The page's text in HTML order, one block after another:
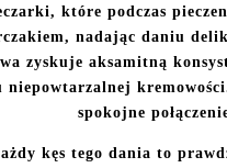
które podczas
nadając daniu
zyskuje aksamitną
niepowtarzalnej
spokojne
kęs tego dania to